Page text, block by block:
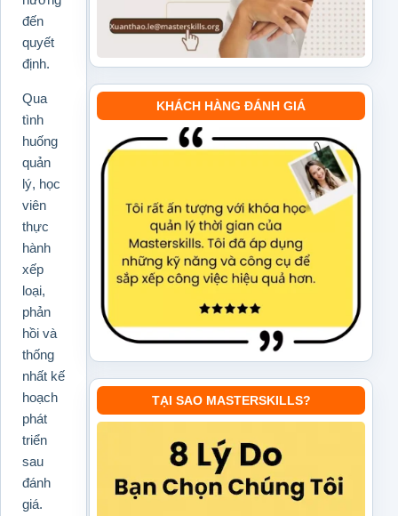
đến
quyết
định.
Qua
tình
huống
quản
lý, học
viên
thực
hành
xếp
loại,
phản
hồi và
thống
nhất kế
hoạch
phát
triển
sau
đánh
giá.
KHÁCH HÀNG ĐÁNH GIÁ
TẠI SAO MASTERSKILLS?